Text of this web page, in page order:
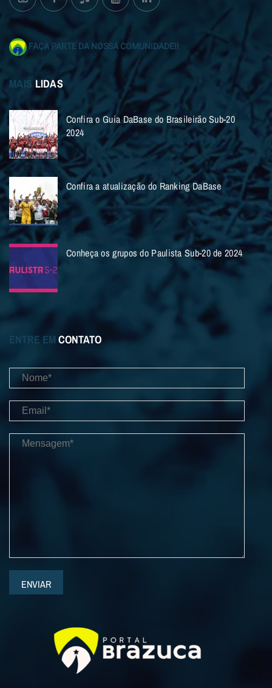
FAÇA PARTE DA NOSSA COMUNIDADE!!
MAIS LIDAS
Confira o Guia DaBase do Brasileirão Sub-20
2024
Confira a atualização do Ranking DaBase
Conheça os grupos do Paulista Sub-20 de 2024
ENTRE EM CONTATO
ENVIAR